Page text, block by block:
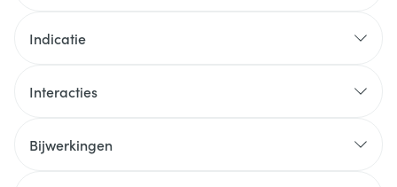
Indicatie
Interacties
Bijwerkingen